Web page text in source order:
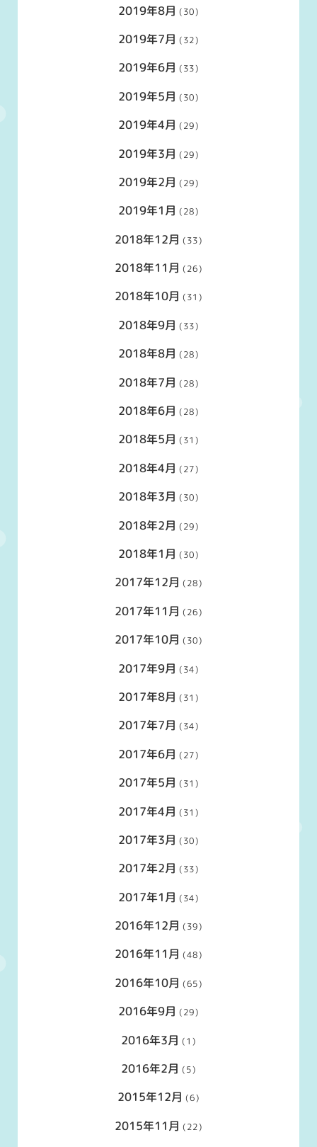
2019年8月 (30)
2019年7月 (32)
2019年6月 (33)
2019年5月 (30)
2019年4月 (29)
2019年3月 (29)
2019年2月 (29)
2019年1月 (28)
2018年12月 (33)
2018年11月 (26)
2018年10月 (31)
2018年9月 (33)
2018年8月 (28)
2018年7月 (28)
2018年6月 (28)
2018年5月 (31)
2018年4月 (27)
2018年3月 (30)
2018年2月 (29)
2018年1月 (30)
2017年12月 (28)
2017年11月 (26)
2017年10月 (30)
2017年9月 (34)
2017年8月 (31)
2017年7月 (34)
2017年6月 (27)
2017年5月 (31)
2017年4月 (31)
2017年3月 (30)
2017年2月 (33)
2017年1月 (34)
2016年12月 (39)
2016年11月 (48)
2016年10月 (65)
2016年9月 (29)
2016年3月 (1)
2016年2月 (5)
2015年12月 (6)
2015年11月 (22)